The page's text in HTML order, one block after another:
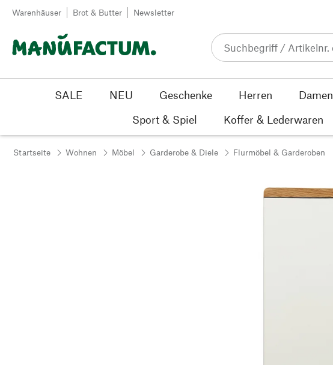
Zum Inhalt springen
Warenhäuser Brot & Butter Newsletter
SALE NEU Geschenke Herren Damen
Sport & Spiel
Koffer & Lederwaren
Startseite Wohnen Möbel Garderobe & Diele Flurmöbel & Garderoben